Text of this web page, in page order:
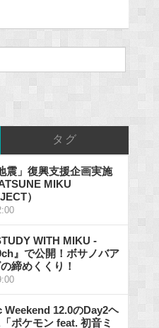
タグ
震」復興支援企画実施
MIKU
）
WITH MIKU -
』で公開！ボサノバア
締めくくり！
12.0のDay2ヘ
ポケモン feat. 初音ミ